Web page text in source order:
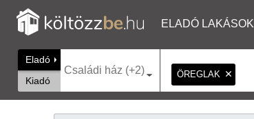
ELADÓ LAKÁSOK
Eladó
Kiadó
Családi ház (+2) ÖREGLAK